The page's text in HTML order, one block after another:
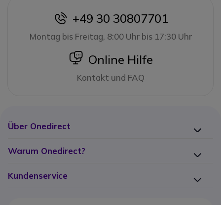
icon
+49 30 30807701
Montag bis Freitag, 8:00 Uhr bis 17:30 Uhr
icon
Online Hilfe
Kontakt und FAQ
Über Onedirect
Warum Onedirect?
Kundenservice